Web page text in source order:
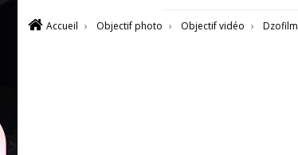
Accueil › Objectif photo › Objectif vidéo › Dzofilm